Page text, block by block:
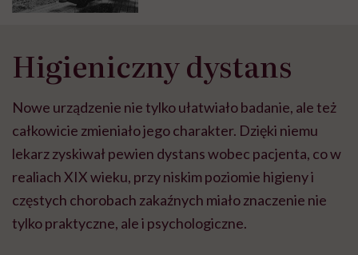
Higieniczny dystans
Nowe urządzenie nie tylko ułatwiało badanie, ale też
całkowicie zmieniało jego charakter. Dzięki niemu
lekarz zyskiwał pewien dystans wobec pacjenta, co w
realiach XIX wieku, przy niskim poziomie higieny i
częstych chorobach zakaźnych miało znaczenie nie
tylko praktyczne, ale i psychologiczne.